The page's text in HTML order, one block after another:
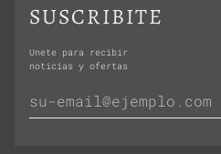
SUSCRIBITE
Unete para recibir
noticias y ofertas